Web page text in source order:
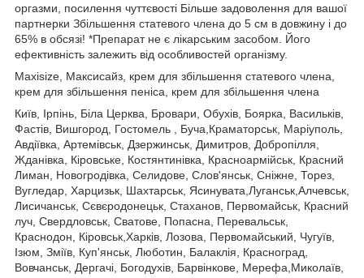
оргазми, посилення чуттєвості Більше задоволення для вашої
партнерки Збільшення статевого члена до 5 см в довжину і до
65% в обсязі! *Препарат не є лікарським засобом. Його
ефективність залежить від особливостей організму.
Maxisize, Максисайз, крем для збільшення статевого члена,
крем для збільшення пеніса, крем для збільшення члена
Київ, Ірпінь, Біла Церква, Бровари, Обухів, Боярка, Васильків,
Фастів, Вишгород, Гостомель , Буча,Краматорськ, Маріуполь,
Авдіївка, Артемівськ, Дзержинськ, Димитров, Добропілля,
Жданівка, Кіровське, Костянтинівка, Красноармійськ, Красний
Лиман, Новогродівка, Селидове, Слов'янськ, Сніжне, Торез,
Вугледар, Харцизьк, Шахтарськ, Ясинувата,Луганськ,Алчевськ,
Лисичанськ, Сєвєродонецьк, Стаханов, Первомайськ, Красний
луч, Свердловськ, Сватове, Попасна, Перевальськ,
Краснодон, Кіровськ,Харків, Лозова, Первомайський, Чугуїв,
Ізюм, Зміїв, Куп'янськ, Люботин, Балаклія, Красноград,
Вовчанськ, Дергачі, Богодухів, Барвінкове, Мерефа,Миколаїв,